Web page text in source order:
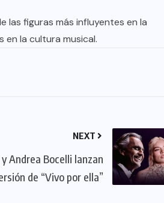
las figuras más influyentes en la
en la cultura musical.
NEXT
y Andrea Bocelli lanzan
de “Vivo por ella”